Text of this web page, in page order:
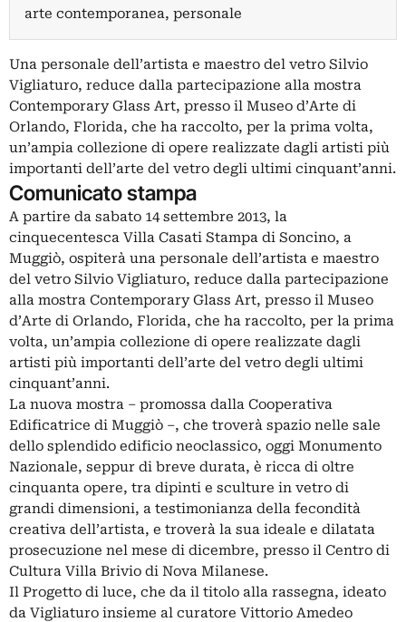
arte contemporanea, personale
Una personale dell’artista e maestro del vetro Silvio
Vigliaturo, reduce dalla partecipazione alla mostra
Contemporary Glass Art, presso il Museo d’Arte di
Orlando, Florida, che ha raccolto, per la prima volta,
un’ampia collezione di opere realizzate dagli artisti più
importanti dell’arte del vetro degli ultimi cinquant’anni.
Comunicato stampa
A partire da sabato 14 settembre 2013, la
cinquecentesca Villa Casati Stampa di Soncino, a
Muggiò, ospiterà una personale dell’artista e maestro
del vetro Silvio Vigliaturo, reduce dalla partecipazione
alla mostra Contemporary Glass Art, presso il Museo
d’Arte di Orlando, Florida, che ha raccolto, per la prima
volta, un’ampia collezione di opere realizzate dagli
artisti più importanti dell’arte del vetro degli ultimi
cinquant’anni.
La nuova mostra – promossa dalla Cooperativa
Edificatrice di Muggiò –, che troverà spazio nelle sale
dello splendido edificio neoclassico, oggi Monumento
Nazionale, seppur di breve durata, è ricca di oltre
cinquanta opere, tra dipinti e sculture in vetro di
grandi dimensioni, a testimonianza della fecondità
creativa dell’artista, e troverà la sua ideale e dilatata
prosecuzione nel mese di dicembre, presso il Centro di
Cultura Villa Brivio di Nova Milanese.
Il Progetto di luce, che da il titolo alla rassegna, ideato
da Vigliaturo insieme al curatore Vittorio Amedeo